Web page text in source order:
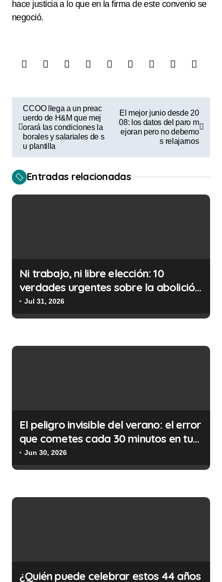
hace justicia a lo que en la firma de este convenio se
negoció.
a
e
g
a
c
n
r
CCOO llega a un preac
uerdo de H&M que mej
orará las condiciones la
borales y salariales de s
u plantilla
El mejor junio desde 20
08: los datos del paro m
ejoran pero no debemo
s relajarnos
Entradas relacionadas
Ni trabajo, ni libre elección: 10
verdades urgentes sobre la abolición
de la prostitución
Jul 31, 2026
El peligro invisible del verano: el error
que cometes cada 30 minutos en tu
trabajo (y la ilegalidad que te puede
costar la vida)
Jun 30, 2026
¿Quién puede celebrar estos 44 años